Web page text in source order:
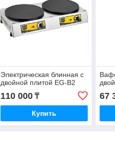
Электрическая блинная с
двойной плитой EG-B2
110 000₸
Купить
67